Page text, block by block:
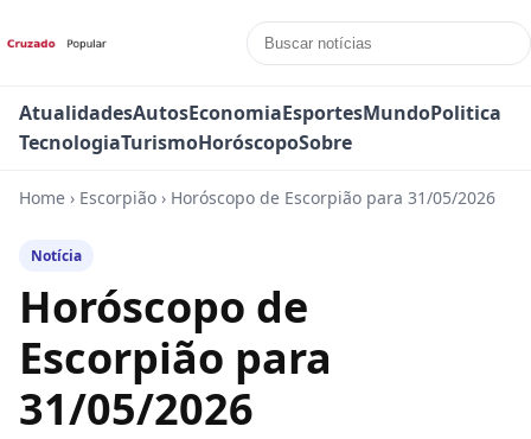
AtualidadesAutosEconomiaEsportesMundoPolitica
TecnologiaTurismoHoróscopoSobre
Home › Escorpião › Horóscopo de Escorpião para 31/05/2026
Notícia
Horóscopo de
Escorpião para
31/05/2026